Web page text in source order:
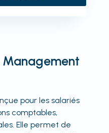
pour les salariés
comptables,
Elle permet de